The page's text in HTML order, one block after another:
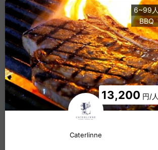
13,200 円/人
6~99人
BBQ
Caterlinne